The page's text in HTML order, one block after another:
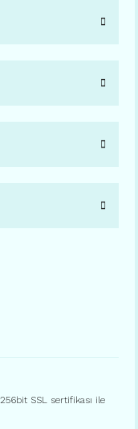
SSL sertifikası ile